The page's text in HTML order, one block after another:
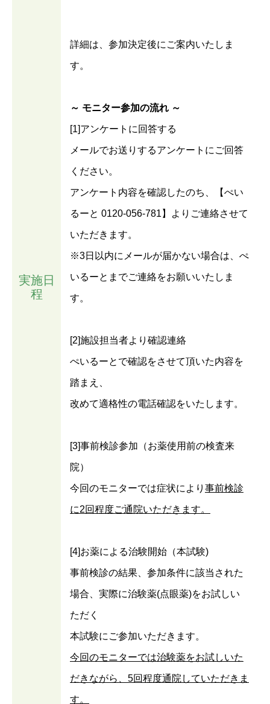
実施日
程
詳細は、参加決定後にご案内いたしま
す。
～ モニター参加の流れ ～
[1]アンケートに回答する
メールでお送りするアンケートにご回答
ください。
アンケート内容を確認したのち、【ぺい
るーと 0120-056-781】よりご連絡させて
いただきます。
※3日以内にメールが届かない場合は、ぺ
いるーとまでご連絡をお願いいたしま
す。
[2]施設担当者より確認連絡
ぺいるーとで確認をさせて頂いた内容を
踏まえ、
改めて適格性の電話確認をいたします。
[3]事前検診参加（お薬使用前の検査来
院）
今回のモニターでは症状により 事前検診
に2回程度ご通院いただきます。
[4]お薬による治験開始（本試験)
事前検診の結果、参加条件に該当された
場合、実際に治験薬(点眼薬)をお試しい
ただく
本試験にご参加いただきます。
今回のモニターでは治験薬をお試しいた
だきながら、5回程度通院していただきま
す。